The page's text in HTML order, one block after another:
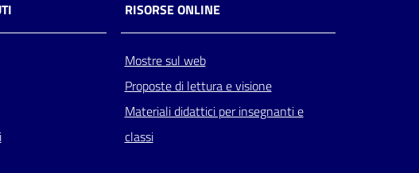
RISORSE ONLINE
Mostre sul web
Proposte di lettura e visione
Materiali didattici per insegnanti e
classi